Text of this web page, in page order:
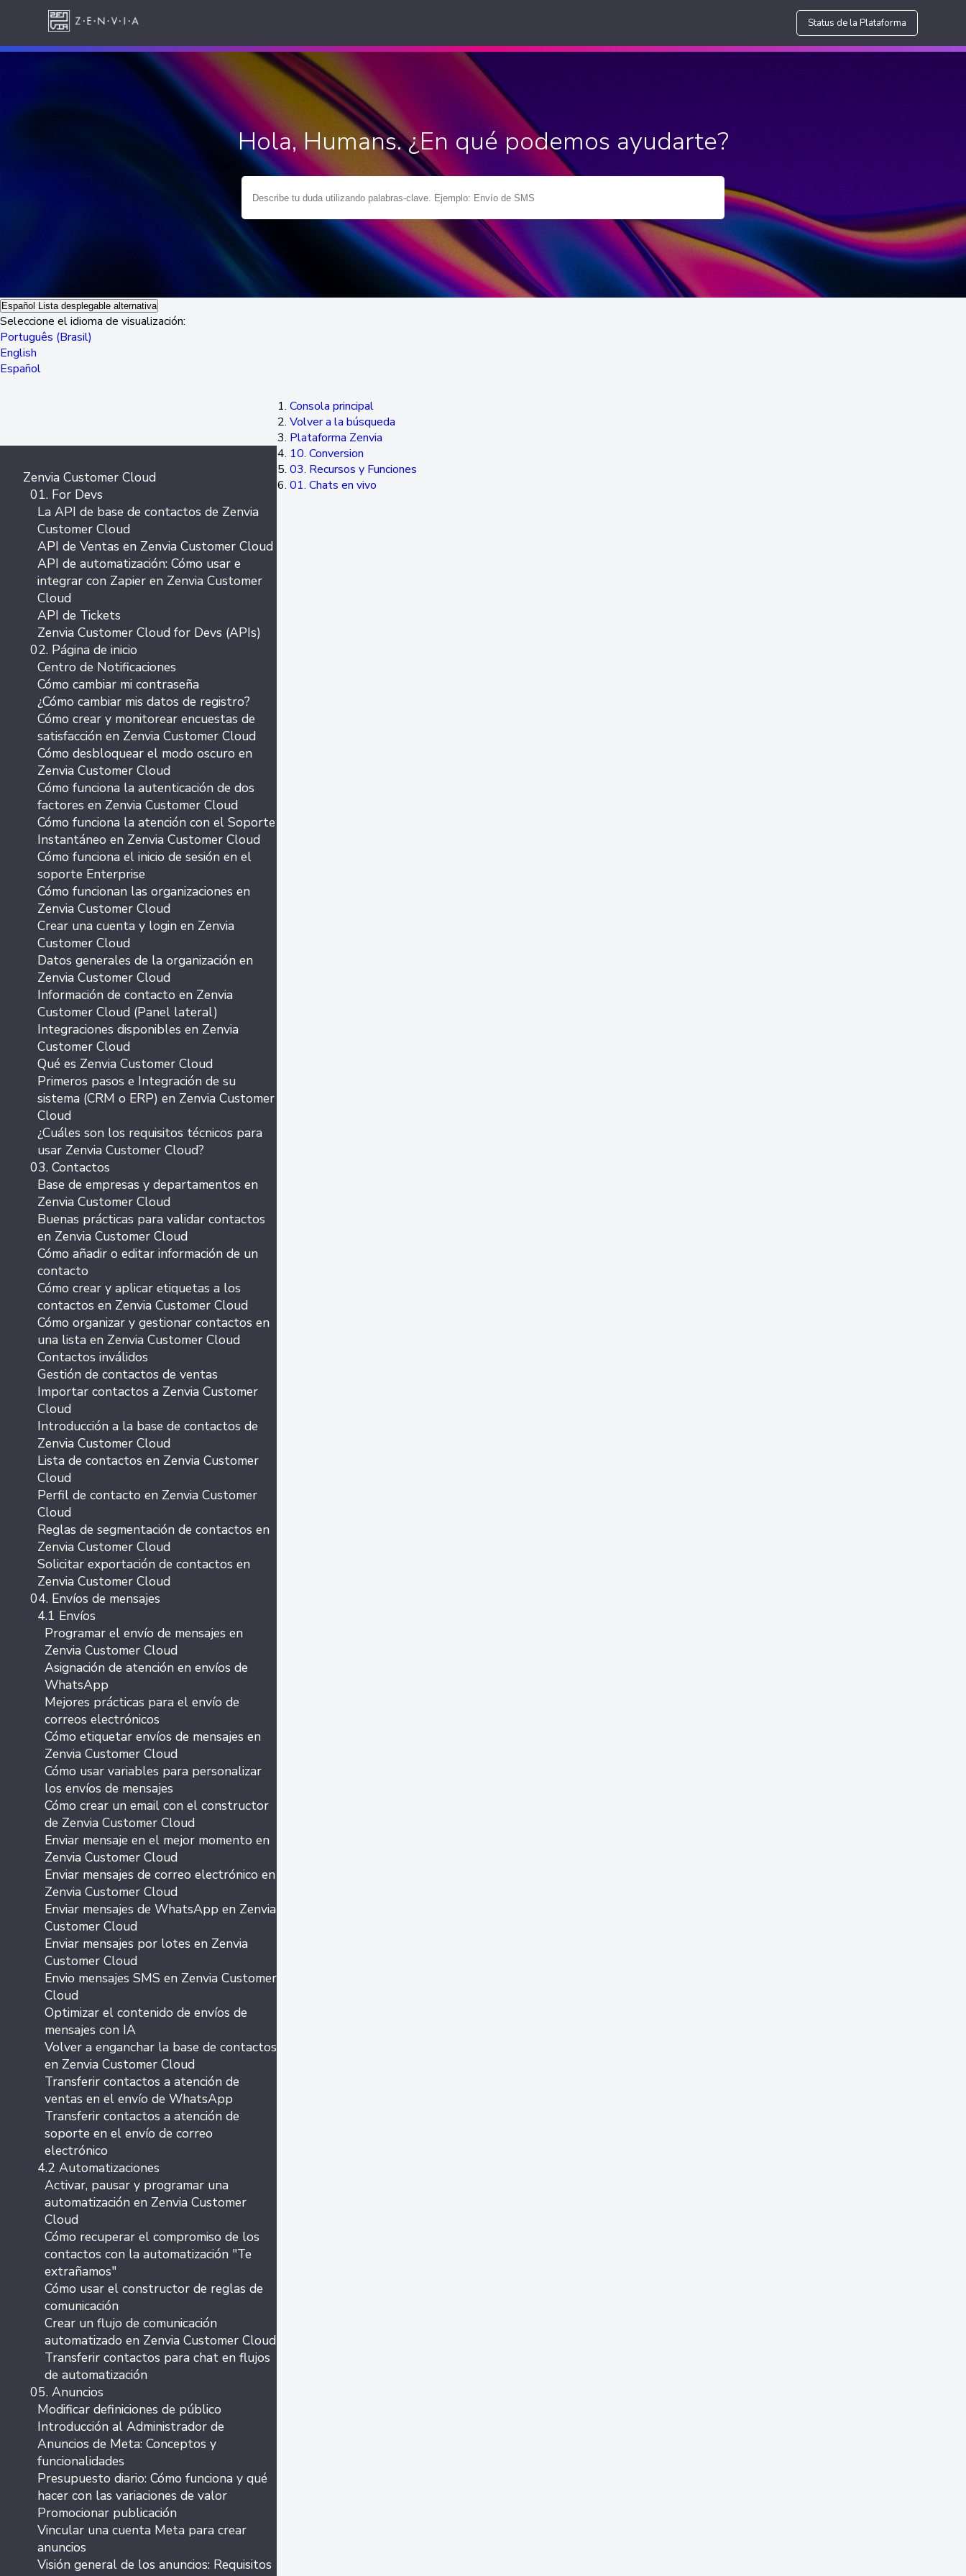
Status de la Plataforma
Hola, Humans. ¿En qué podemos ayudarte?
Español Lista desplegable alternativa
Seleccione el idioma de visualización:
Português (Brasil)
English
Español
Consola principal
Volver a la búsqueda
Plataforma Zenvia
10. Conversion
03. Recursos y Funciones
01. Chats en vivo
Zenvia Customer Cloud
01. For Devs
La API de base de contactos de Zenvia
Customer Cloud
API de Ventas en Zenvia Customer Cloud
API de automatización: Cómo usar e
integrar con Zapier en Zenvia Customer
Cloud
API de Tickets
Zenvia Customer Cloud for Devs (APIs)
02. Página de inicio
Centro de Notificaciones
Cómo cambiar mi contraseña
¿Cómo cambiar mis datos de registro?
Cómo crear y monitorear encuestas de
satisfacción en Zenvia Customer Cloud
Cómo desbloquear el modo oscuro en
Zenvia Customer Cloud
Cómo funciona la autenticación de dos
factores en Zenvia Customer Cloud
Cómo funciona la atención con el Soporte
Instantáneo en Zenvia Customer Cloud
Cómo funciona el inicio de sesión en el
soporte Enterprise
Cómo funcionan las organizaciones en
Zenvia Customer Cloud
Crear una cuenta y login en Zenvia
Customer Cloud
Datos generales de la organización en
Zenvia Customer Cloud
Información de contacto en Zenvia
Customer Cloud (Panel lateral)
Integraciones disponibles en Zenvia
Customer Cloud
Qué es Zenvia Customer Cloud
Primeros pasos e Integración de su
sistema (CRM o ERP) en Zenvia Customer
Cloud
¿Cuáles son los requisitos técnicos para
usar Zenvia Customer Cloud?
03. Contactos
Base de empresas y departamentos en
Zenvia Customer Cloud
Buenas prácticas para validar contactos
en Zenvia Customer Cloud
Cómo añadir o editar información de un
contacto
Cómo crear y aplicar etiquetas a los
contactos en Zenvia Customer Cloud
Cómo organizar y gestionar contactos en
una lista en Zenvia Customer Cloud
Contactos inválidos
Gestión de contactos de ventas
Importar contactos a Zenvia Customer
Cloud
Introducción a la base de contactos de
Zenvia Customer Cloud
Lista de contactos en Zenvia Customer
Cloud
Perfil de contacto en Zenvia Customer
Cloud
Reglas de segmentación de contactos en
Zenvia Customer Cloud
Solicitar exportación de contactos en
Zenvia Customer Cloud
04. Envíos de mensajes
4.1 Envíos
Programar el envío de mensajes en
Zenvia Customer Cloud
Asignación de atención en envíos de
WhatsApp
Mejores prácticas para el envío de
correos electrónicos
Cómo etiquetar envíos de mensajes en
Zenvia Customer Cloud
Cómo usar variables para personalizar
los envíos de mensajes
Cómo crear un email con el constructor
de Zenvia Customer Cloud
Enviar mensaje en el mejor momento en
Zenvia Customer Cloud
Enviar mensajes de correo electrónico en
Zenvia Customer Cloud
Enviar mensajes de WhatsApp en Zenvia
Customer Cloud
Enviar mensajes por lotes en Zenvia
Customer Cloud
Envio mensajes SMS en Zenvia Customer
Cloud
Optimizar el contenido de envíos de
mensajes con IA
Volver a enganchar la base de contactos
en Zenvia Customer Cloud
Transferir contactos a atención de
ventas en el envío de WhatsApp
Transferir contactos a atención de
soporte en el envío de correo
electrónico
4.2 Automatizaciones
Activar, pausar y programar una
automatización en Zenvia Customer
Cloud
Cómo recuperar el compromiso de los
contactos con la automatización "Te
extrañamos"
Cómo usar el constructor de reglas de
comunicación
Crear un flujo de comunicación
automatizado en Zenvia Customer Cloud
Transferir contactos para chat en flujos
de automatización
05. Anuncios
Modificar definiciones de público
Introducción al Administrador de
Anuncios de Meta: Conceptos y
funcionalidades
Presupuesto diario: Cómo funciona y qué
hacer con las variaciones de valor
Promocionar publicación
Vincular una cuenta Meta para crear
anuncios
Visión general de los anuncios: Requisitos